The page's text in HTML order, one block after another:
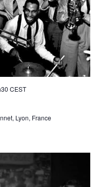
CEST
Lyon, France